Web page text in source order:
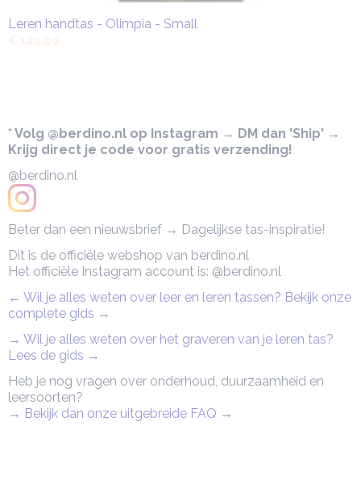
Leren handtas - Olimpia - Small
€ 129,99
* Volg @berdino.nl op Instagram → DM dan 'Ship' →
Krijg direct je code voor gratis verzending!
@berdino.nl
Beter dan een nieuwsbrief → Dagelijkse tas-inspiratie!
Dit is de officiële webshop van berdino.nl
Het officiële Instagram account is: @berdino.nl
← Wil je alles weten over leer en leren tassen? Bekijk onze
complete gids →
→ Wil je alles weten over het graveren van je leren tas?
Lees de gids →
Heb je nog vragen over onderhoud, duurzaamheid en
leersoorten?
→ Bekijk dan onze uitgebreide FAQ →